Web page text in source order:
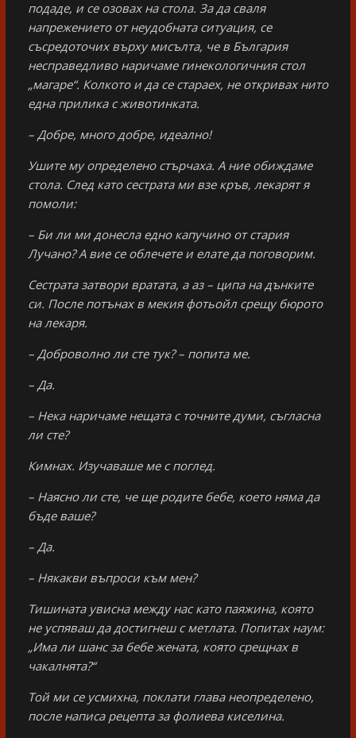
подаде, и се озовах на стола. За да сваля
напрежението от неудобната ситуация, се
съсредоточих върху мисълта, че в България
несправедливо наричаме гинекологичния стол
„магаре“. Колкото и да се стараех, не откривах нито
една прилика с животинката.
– Добре, много добре, идеално!
Ушите му определено стърчаха. А ние обиждаме
стола. След като сестрата ми взе кръв, лекарят я
помоли:
– Би ли ми донесла едно капучино от стария
Лучано? А вие се облечете и елате да поговорим.
Сестрата затвори вратата, а аз – ципа на дънките
си. После потънах в мекия фотьойл срещу бюрото
на лекаря.
– Доброволно ли сте тук? – попита ме.
– Да.
– Нека наричаме нещата с точните думи, съгласна
ли сте?
Кимнах. Изучаваше ме с поглед.
– Наясно ли сте, че ще родите бебе, което няма да
бъде ваше?
– Да.
– Някакви въпроси към мен?
Тишината увисна между нас като паяжина, която
не успяваш да достигнеш с метлата. Попитах наум:
„Има ли шанс за бебе жената, която срещнах в
чакалнята?“
Той ми се усмихна, поклати глава неопределено,
после написа рецепта за фолиева киселина.